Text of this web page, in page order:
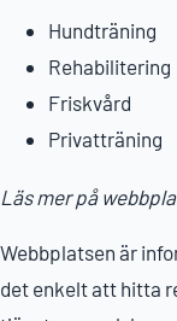
Hundträning
Rehabilitering
Friskvård
Privatträning
Läs mer på
Webbplatsen är
det enkelt att hitta